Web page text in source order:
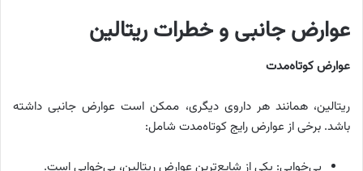
عوارض جانبی و خطرات ریتالین
عوارض کوتاه‌مدت
ریتالین، همانند هر داروی دیگری، ممکن است عوارض جانبی داشته
باشد. برخی از عوارض رایج کوتاه‌مدت شامل: